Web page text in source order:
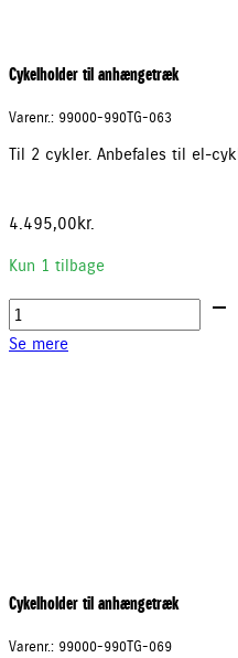
Cykelholder til anhængetræk
Varenr.: 99000-990TG-063
Til 2 cykler. Anbefales til el-
4.495,00kr.
Kun 1 tilbage
Cykelholder
til
anhængetræk
Se mere
Cykelholder til anhængetræk
Varenr.: 99000-990TG-069